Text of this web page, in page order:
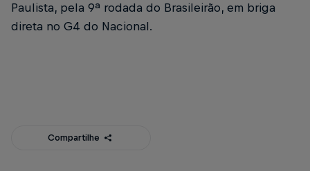
Paulista, pela 9ª rodada do Brasileirão, em briga
direta no G4 do Nacional.
Compartilhe